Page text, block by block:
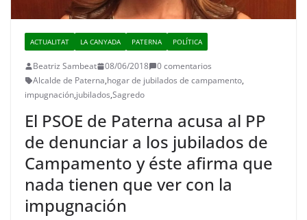
ACTUALITAT LA CANYADA PATERNA POLÍTICA
Beatriz Sambeat 08/06/2018
0 comentarios
Alcalde de Paterna,hogar de jubilados de campamento,
impugnación,jubilados,Sagredo
El PSOE de Paterna acusa al PP
de denunciar a los jubilados de
Campamento y éste afirma que
nada tienen que ver con la
impugnación